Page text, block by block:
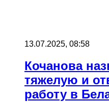
13.07.2025, 08:58
Кочанова
тяжелую и
работу в